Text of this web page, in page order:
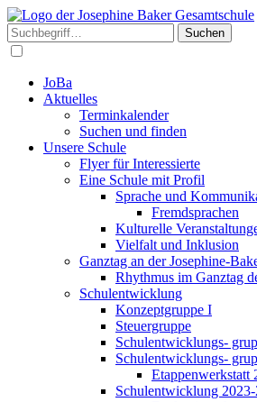
Suchen
JoBa
Aktuelles
Terminkalender
Suchen und finden
Unsere Schule
Flyer für Interessierte
Eine Schule mit Profil
Sprache und
Fremdsprachen
Kulturelle
Vielfalt und Inklusion
Ganztag an der Josephine-
Rhythmus im Ganztag
Schulentwicklung
Konzeptgruppe I
Steuergruppe
Schulentwicklungs-
Schulentwicklungs-
Etappenwerkstatt
Schulentwicklung